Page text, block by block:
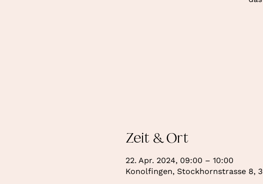
Zeit & Ort
22. Apr. 2024, 09:00 – 10:00
Konolfingen, Stockhornstrasse 8,